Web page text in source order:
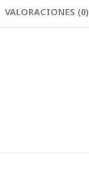
VALORACIONES (0)